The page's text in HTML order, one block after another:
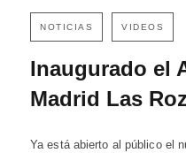
NOTICIAS VIDEOS
Inaugurado el
Madrid Las
Ya está abierto al público el